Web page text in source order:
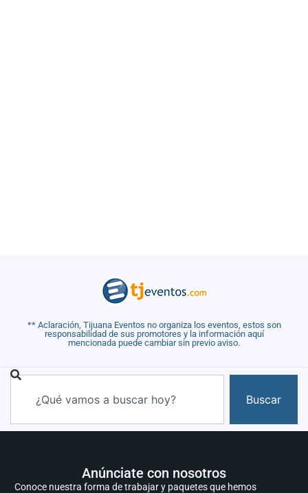
** Aclaración, Tijuana Eventos no organiza los eventos, estos son
responsabilidad de sus promotores y la información aquí
mencionada puede cambiar sin previo aviso.
Buscar
Anúnciate con nosotros
Conoce nuestra forma de trabajar y paquetes que hemos